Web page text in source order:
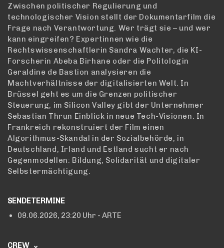
Zwischen politischer Regulierung und
technologischer Vision stellt der Dokumentarfilm die
Frage nach Verantwortung. Wer trägt sie – und wer
kann eingreifen? Expertinnen wie die
Rechtswissenschaftlerin Sandra Wachter, die KI-
Forscherin Abeba Birhane oder die Politologin
Geraldine de Bastion analysieren die
Machtverhältnisse der digitalisierten Welt. In
Brüssel geht es um die Grenzen politischer
Steuerung, im Silicon Valley gibt der Unternehmer
Sebastian Thrun Einblick in neue Tech-Visionen. In
Frankreich rekonstruiert der Film einen
Algorithmus-Skandal in der Sozialbehörde, in
Deutschland, Irland und Estland sucht er nach
Gegenmodellen: Bildung, Solidarität und digitaler
Selbstermächtigung.
SENDETERMINE
09.06.2026, 23:20 Uhr - ARTE
CREW